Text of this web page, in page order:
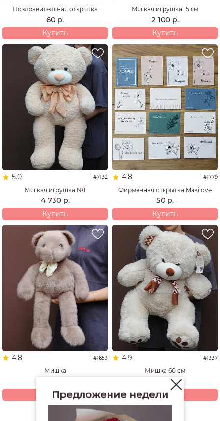
Поздравительная открытка
60 р.
Купить
Мягкая игрушка 15 см
2 100 р.
Купить
5.0 #7132
Мягкая игрушка №1
4 730 р.
Купить
4.8 #1779
Фирменная открытка Makilove
50 р.
Купить
4.8 #1653
Мишка
Купить
4.9 #1337
Мишка 60 см
4 940р.
Купить
Предложение недели